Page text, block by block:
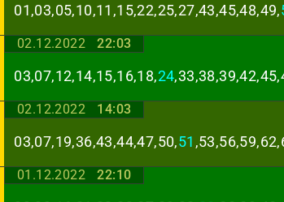
01,03,05,10,11,15,22,25,27,43,45,48,49,
02.12.2022 22:03
03,07,12,14,15,16,18,24,33,38,
02.12.2022 14:03
03,07,19,36,43,44,47,50,51 ,53,
01.12.2022 22:10